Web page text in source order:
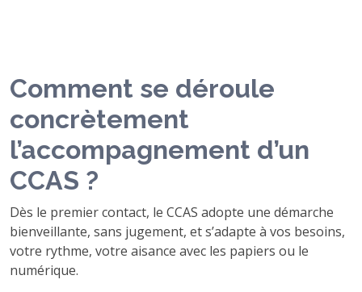
Comment se déroule
concrètement
l’accompagnement d’un
CCAS ?
Dès le premier contact, le CCAS adopte une démarche
bienveillante, sans jugement, et s’adapte à vos besoins,
votre rythme, votre aisance avec les papiers ou le
numérique.